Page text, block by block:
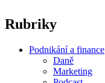
Rubriky
Podnikání a finance
Daně
Marketing